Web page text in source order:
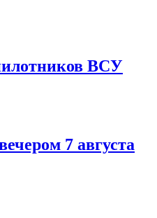
ВСУ
7 августа